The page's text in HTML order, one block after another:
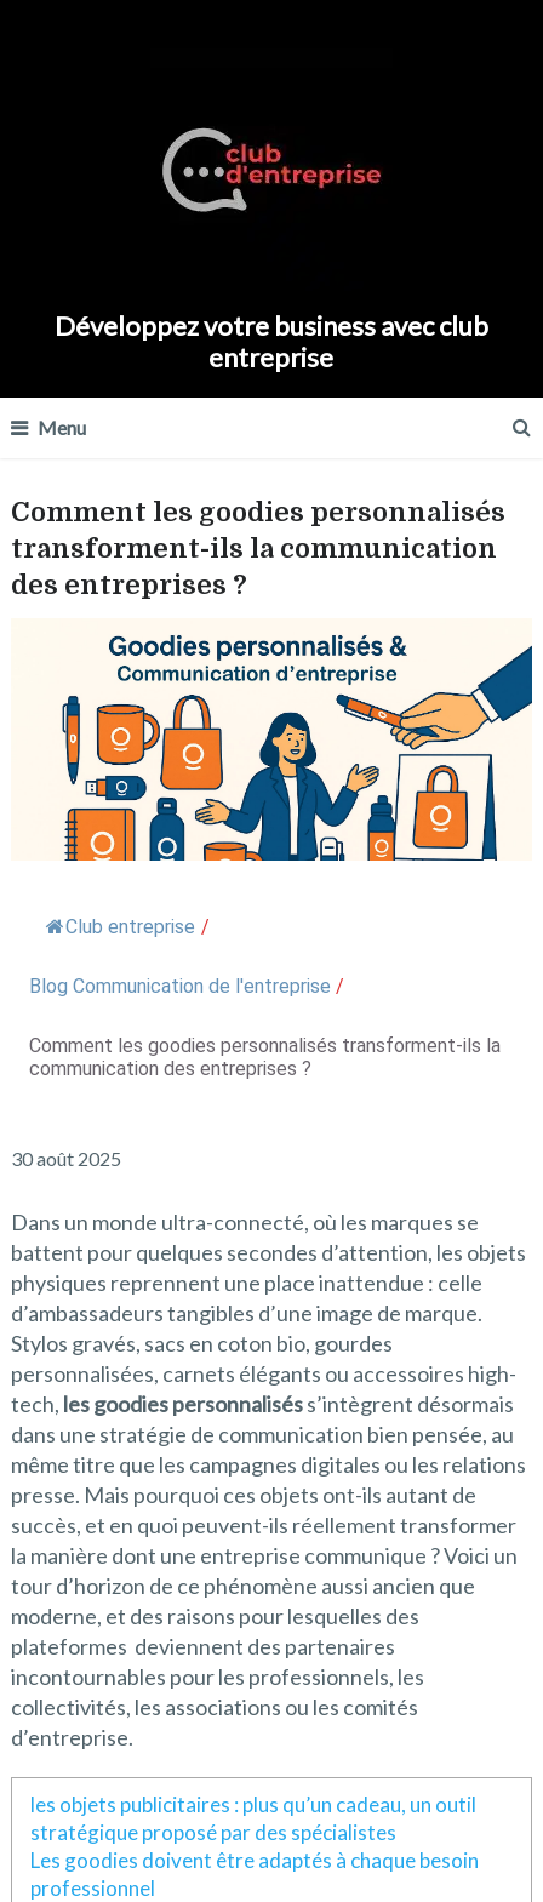
Développez votre business avec club
entreprise
Menu
Comment les goodies personnalisés
transforment-ils la communication
des entreprises ?
Club entreprise /
Blog Communication de l'entreprise /
Comment les goodies personnalisés transforment-ils la
communication des entreprises ?
30 août 2025
Dans un monde ultra-connecté, où les marques se
battent pour quelques secondes d’attention, les objets
physiques reprennent une place inattendue : celle
d’ambassadeurs tangibles d’une image de marque.
Stylos gravés, sacs en coton bio, gourdes
personnalisées, carnets élégants ou accessoires high-
tech, les goodies personnaliséss’intègrent désormais
dans une stratégie de communication bien pensée, au
même titre que les campagnes digitales ou les relations
presse. Mais pourquoi ces objets ont-ils autant de
succès, et en quoi peuvent-ils réellement transformer
la manière dont une entreprise communique ? Voici un
tour d’horizon de ce phénomène aussi ancien que
moderne, et des raisons pour lesquelles des
plateformes deviennent des partenaires
incontournables pour les professionnels, les
collectivités, les associations ou les comités
d’entreprise.
les objets publicitaires : plus qu’un cadeau, un outil
stratégique proposé par des spécialistes
Les goodies doivent être adaptés à chaque besoin
professionnel